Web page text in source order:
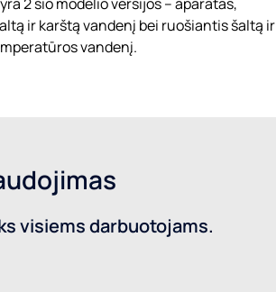
ir karštą vandenį bei ruošiantis šaltą ir
vandenį.
visiems darbuotojams.